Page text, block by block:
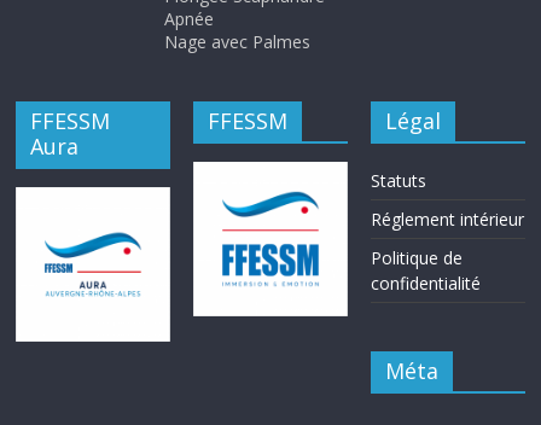
Apnée
Nage avec Palmes
FFESSM
Aura
FFESSM Légal
Statuts
Réglement intérieur
Politique de
confidentialité
Méta